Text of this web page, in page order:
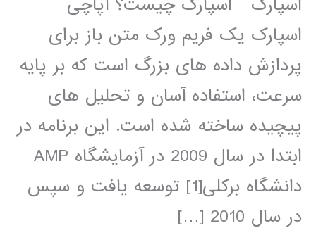
اسپارک یک فریم ورک متن باز برای
پردازش داده های بزرگ است که بر پایه
سرعت، استفاده آسان و تحلیل های
پیچیده ساخته شده است. این برنامه در
ابتدا در سال 2009 در آزمایشگاه AMP
دانشگاه برکلی[1] توسعه یافت و سپس
در سال 2010 […]